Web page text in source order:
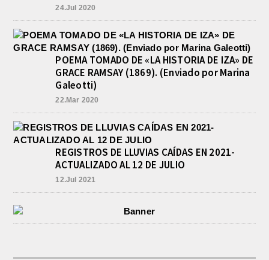
24.Jul 2020
POEMA TOMADO DE «LA HISTORIA DE IZA» DE
GRACE RAMSAY (1869). (Enviado por Marina
Galeotti)
22.Mar 2020
REGISTROS DE LLUVIAS CAÍDAS EN 2021-
ACTUALIZADO AL 12 DE JULIO
12.Jul 2021